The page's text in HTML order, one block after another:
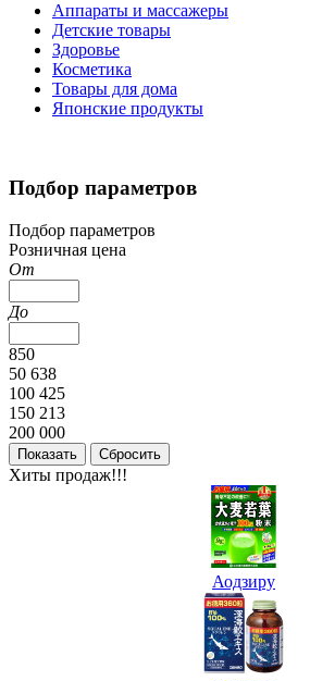
Аппараты и массажеры
Детские товары
Здоровье
Косметика
Товары для дома
Японские продукты
Подбор параметров
Подбор параметров
Розничная цена
От
До
850
50 638
100 425
150 213
200 000
Хиты продаж!!!
Аодзиру